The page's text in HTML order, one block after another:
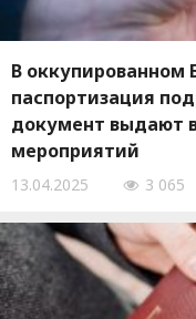
В оккупированном
паспортизация
документ выдают
мероприятий
13.04.2025 3 065